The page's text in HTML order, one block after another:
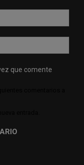
que comente